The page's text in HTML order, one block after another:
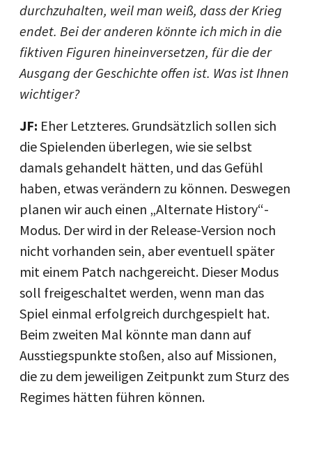
durchzuhalten, weil man weiß, dass der Krieg
endet. Bei der anderen könnte ich mich in die
fiktiven Figuren hineinversetzen, für die der
Ausgang der Geschichte offen ist. Was ist Ihnen
wichtiger?
JF: Eher Letzteres. Grundsätzlich sollen sich
die Spielenden überlegen, wie sie selbst
damals gehandelt hätten, und das Gefühl
haben, etwas verändern zu können. Deswegen
planen wir auch einen „Alternate History“-
Modus. Der wird in der Release-Version noch
nicht vorhanden sein, aber eventuell später
mit einem Patch nachgereicht. Dieser Modus
soll freigeschaltet werden, wenn man das
Spiel einmal erfolgreich durchgespielt hat.
Beim zweiten Mal könnte man dann auf
Ausstiegspunkte stoßen, also auf Missionen,
die zu dem jeweiligen Zeitpunkt zum Sturz des
Regimes hätten führen können.